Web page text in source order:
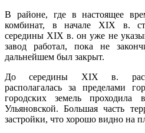
В районе, где в настоящее
комбинат, в начале XIX в.
середины XIX в. он уже не
завод работал, пока не
дальнейшем был закрыт.
До середины XIX в.
располагалась за пределами
городских земель проходила
Ульяновской. Большая часть
застройки, что хорошо видно на